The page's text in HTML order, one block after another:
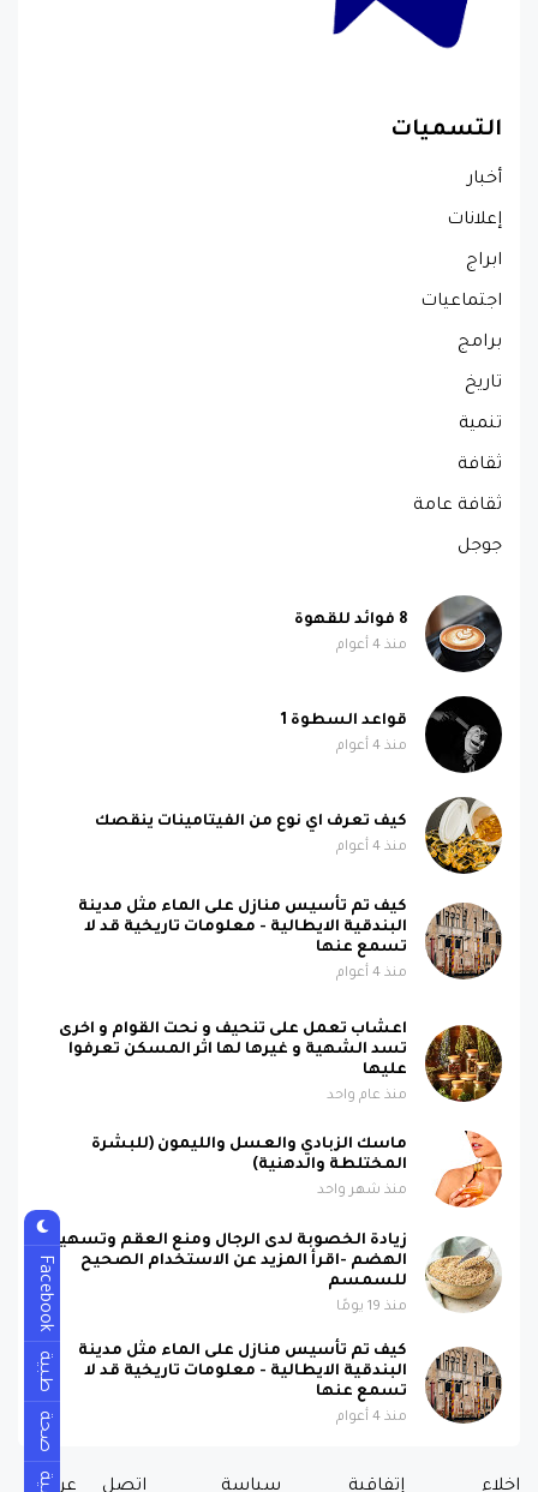
التسميات
أخبار
إعلانات
ابراج
اجتماعيات
برامج
تاريخ
تنمية
ثقافة
ثقافة عامة
جوجل
8 فوائد للقهوة
منذ 4 أعوام
قواعد السطوة 1
منذ 4 أعوام
كيف تعرف اي نوع من الفيتامينات ينقصك
منذ 4 أعوام
كيف تم تأسيس منازل على الماء مثل مدينة
البندقية الايطالية - معلومات تاريخية قد لا
تسمع عنها
منذ 4 أعوام
اعشاب تعمل على تنحيف و نحت القوام و اخرى
تسد الشهية و غيرها لها اثر المسكن تعرفوا
عليها
منذ عام واحد
ماسك الزبادي والعسل والليمون (للبشرة
المختلطة والدهنية)
منذ شهر واحد
زيادة الخصوبة لدى الرجال ومنع العقم وتسهيل
الهضم -اقرأ المزيد عن الاستخدام الصحيح
للسمسم
منذ 19 يومًا
كيف تم تأسيس منازل على الماء مثل مدينة
البندقية الايطالية - معلومات تاريخية قد لا
تسمع عنها
منذ 4 أعوام
اخلاء إتفاقية سياسة اتصل عن
Facebook
طبية
صحة